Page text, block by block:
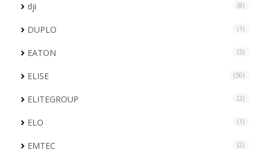
dji (8)
DUPLO (1)
EATON (5)
ELISE (50)
ELITEGROUP (2)
ELO (1)
EMTEC (2)